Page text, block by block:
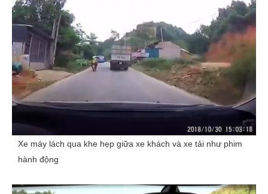
Xe máy lách qua khe hẹp giữa xe khách và xe tải như phim
hành động